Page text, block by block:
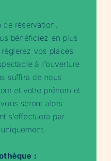
de réservation,
bénéficiez en plus
règlerez vos places
à l’ouverture
suffira de nous
et votre prénom et
seront alors
s’effectuera par
: